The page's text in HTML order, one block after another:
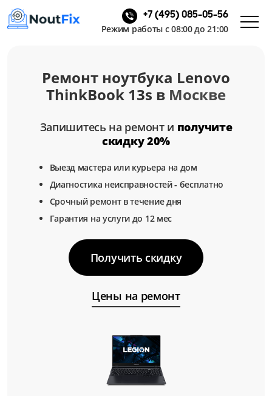
+7 (495) 085-05-56
Режим работы с 08:00 до 21:00
Ремонт ноутбука Lenovo
ThinkBook 13s в Москве
Запишитесь на ремонт и получите
скидку 20%
Выезд мастера или курьера на дом
Диагностика неисправностей - бесплатно
Срочный ремонт в течение дня
Гарантия на услуги до 12 мес
Получить скидку
Цены на ремонт